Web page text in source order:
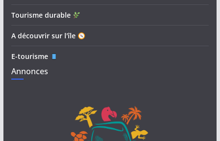
Tourisme durable
A découvrir sur l'île
E-tourisme
Annonces